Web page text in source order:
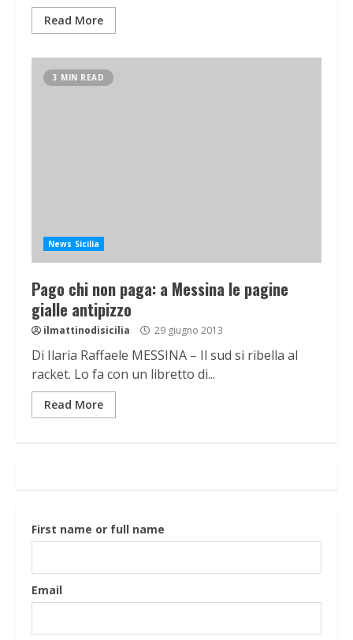
Read More
3 MIN READ
News Sicilia
Pago chi non paga: a Messina le pagine
gialle antipizzo
ilmattinodisicilia 29 giugno 2013
Di Ilaria Raffaele MESSINA – Il sud si ribella al
racket. Lo fa con un libretto di...
Read More
First name or full name
Email